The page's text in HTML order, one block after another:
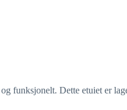
funksjonelt. Dette etuiet er